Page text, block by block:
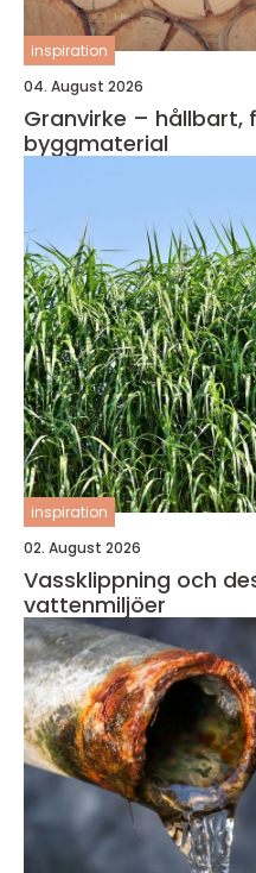
inspiration
04. August 2026
Granvirke – hållbart,
byggmaterial
inspiration
02. August 2026
Vassklippning och
vattenmiljöer